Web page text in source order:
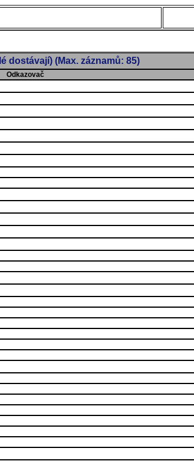
dostávají) (Max. záznamů: 85)
Odkazovač